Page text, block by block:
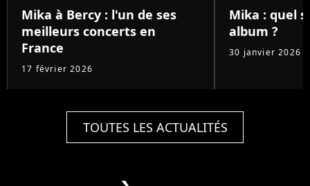
Mika à Bercy : l'un de ses
meilleurs concerts en
France
17 février 2026
Mika : quel
album ?
30 janvier 2026
TOUTES LES ACTUALITÉS